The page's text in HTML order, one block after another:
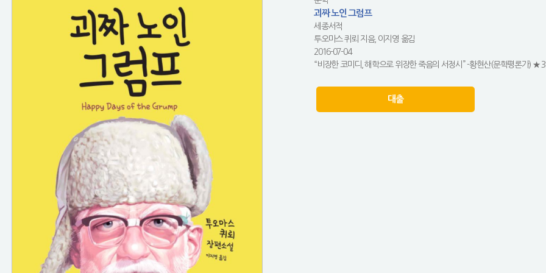
괴짜 노인 그럼프
세종서적
투오마스 퀴뢰 지음, 이지영 옮김
2016-07-04
“비장한 코미디, 해학으로 위장한 죽음의 서정시” -황현산(문학평론가)
대출